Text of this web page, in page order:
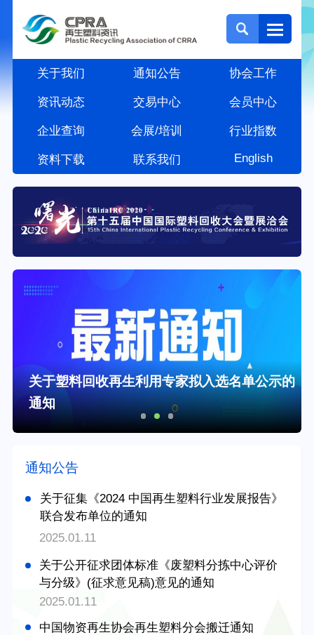
关于我们 通知公告 协会工作
资讯动态 交易中心 会员中心
企业查询 会展/培训 行业指数
资料下载 联系我们 English
关于塑料回收再生利用专家拟入选名单公示的
通知
通知公告
关于征集《2024 中国再生塑料行业发展报告》
联合发布单位的通知
2025.01.11
2025.01.11
关于公开征求团体标准《废塑料分拣中心评价
与分级》(征求意见稿)意见的通知
中国物资再生协会再生塑料分会搬迁通知